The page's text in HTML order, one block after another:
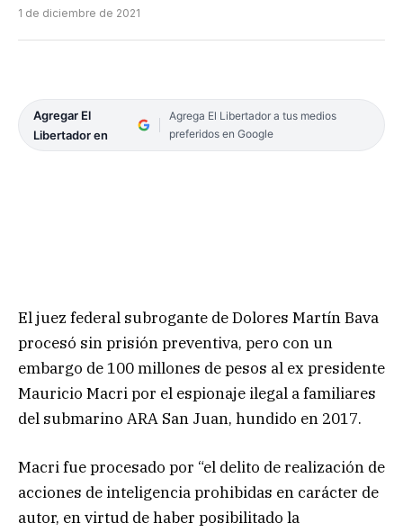
1 de diciembre de 2021
Agregar El
Libertador en
Agrega El Libertador a tus medios
preferidos en Google
El juez federal subrogante de Dolores Martín Bava
procesó sin prisión preventiva, pero con un
embargo de 100 millones de pesos al ex presidente
Mauricio Macri por el espionaje ilegal a familiares
del submarino ARA San Juan, hundido en 2017.
Macri fue procesado por “el delito de realización de
acciones de inteligencia prohibidas en carácter de
autor, en virtud de haber posibilitado la